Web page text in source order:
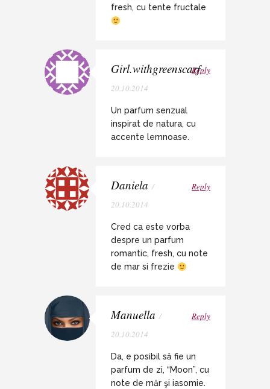
fresh, cu tente fructale
Girl.withgreenscarf /
20.10.2014
Reply
Un parfum senzual
inspirat de natura, cu
accente lemnoase.
Daniela /
20.10.2014
Reply
Cred ca este vorba
despre un parfum
romantic, fresh, cu note
de mar si frezie
Manuella /
20.10.2014
Reply
Da, e posibil să fie un
parfum de zi, “Moon”, cu
note de măr şi iasomie.